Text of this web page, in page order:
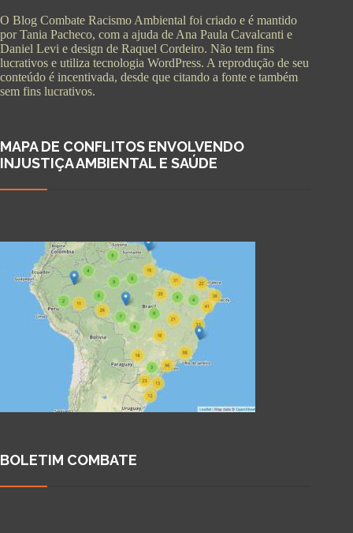
O Blog Combate Racismo Ambiental foi criado e é mantido
por Tania Pacheco, com a ajuda de Ana Paula Cavalcanti e
Daniel Levi e design de Raquel Cordeiro. Não tem fins
lucrativos e utiliza tecnologia WordPress. A reprodução de seu
conteúdo é incentivada, desde que citando a fonte e também
sem fins lucrativos.
MAPA DE CONFLITOS ENVOLVENDO
INJUSTIÇA AMBIENTAL E SAÚDE
BOLETIM COMBATE